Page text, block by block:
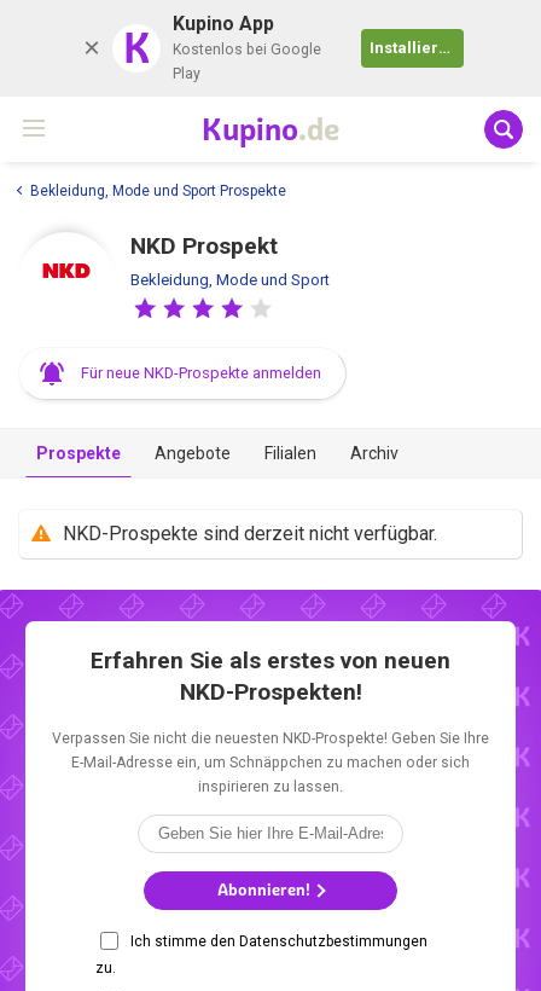
K Kupino App
Kostenlos bei Google
Play
Installieren
Kupino.de
Bekleidung, Mode und Sport Prospekte
NKD Prospekt
Bekleidung, Mode und Sport
Für neue NKD-Prospekte anmelden
Prospekte Angebote Filialen Archiv
NKD-Prospekte sind derzeit nicht verfügbar.
Erfahren Sie als erstes von neuen
NKD-Prospekten!
Verpassen Sie nicht die neuesten NKD-Prospekte! Geben Sie Ihre
E-Mail-Adresse ein, um Schnäppchen zu machen oder sich
inspirieren zu lassen.
Abonnieren!
Ich stimme den Datenschutzbestimmungen
zu.